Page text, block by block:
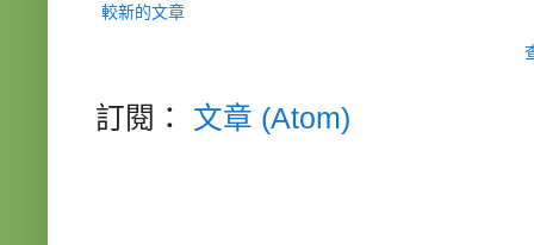
較新的文章
訂閱： 文章 (Atom)